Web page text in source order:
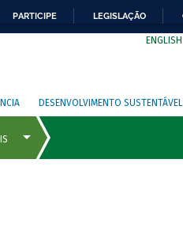
PARTICIPE LEGISLAÇÃO
ENGLISH
DESENVOLVIMENTO SUSTENTÁVEL